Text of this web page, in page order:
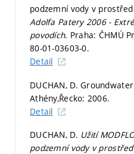
podzemní vody v
Adolfa Patery 2006 -
povodích. Praha: ČHMÚ
80-01-03603-0.
Detail
DUCHAN, D.
Athény,Řecko: 2006.
Detail
DUCHAN, D. Užití
podzemní vody v